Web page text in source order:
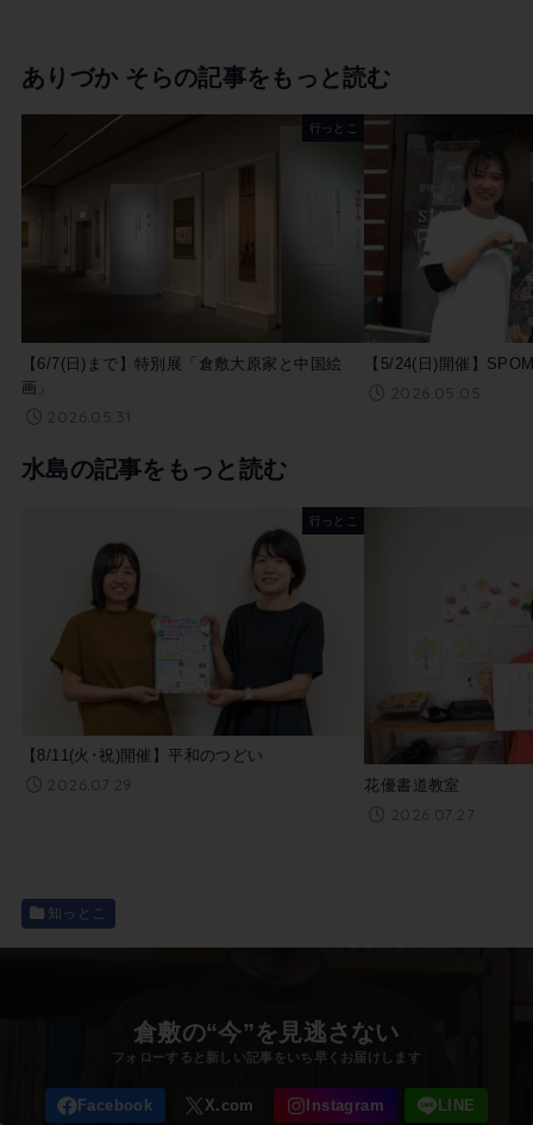
ありづか そらの記事をもっと読む
行っとこ
【6/7(日)まで】特別展「倉敷大原家と中国絵
画」
2026.05.31
【5/24(日)開催】
2026.05.05
水島の記事をもっと読む
行っとこ
【8/11(火･祝)開催】平和のつどい
2026.07.29 花優書道教室
2026.07.27
知っとこ
この記事を書いた市民ライター
ありづか そら